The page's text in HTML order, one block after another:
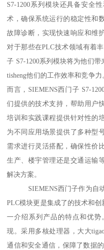
S7-1200系列模块还具备安全
术，确保系统运行的稳定性和
故障诊断，实现快速响应和维
对于那些在PLC技术领域有着
子 S7-1200系列模块将为他们
tisheng他们的工作效率和竞争
而言，SIEMENS西门子 S7-
们提供的技术支持，帮助用户
培训和实践课程提供针对性的
为不同应用场景提供了多种型
需求进行灵活搭配，确保性价
生产、楼宇管理还是交通运输
解决方案。
SIEMENS西门子作为自动
PLC模块更是集成了的技术和
一介绍系列产品的特点和优势
现。采用多核处理器，大大
通信和安全通信，保障了数据